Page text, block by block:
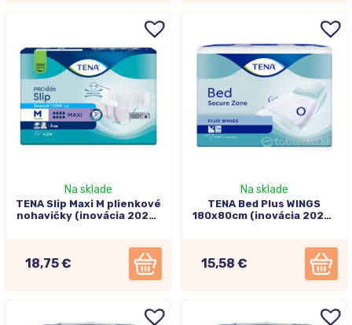
Na sklade
TENA Slip Maxi M plienkové
nohavičky (inovácia 2025)
18,75 €
Na sklade
TENA Bed Plus WINGS
180x80cm (inovácia 2024)
15,58 €